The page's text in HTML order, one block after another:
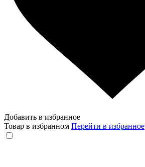
Добавить в избранное
Товар в избранном Перейти в избранное